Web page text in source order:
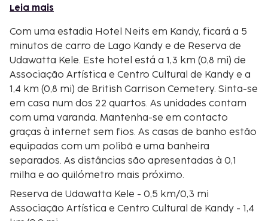
Leia mais
Com uma estadia Hotel Neits em Kandy, ficará a 5
minutos de carro de Lago Kandy e de Reserva de
Udawatta Kele. Este hotel está a 1,3 km (0,8 mi) de
Associação Artística e Centro Cultural de Kandy e a
1,4 km (0,8 mi) de British Garrison Cemetery. Sinta-se
em casa num dos 22 quartos. As unidades contam
com uma varanda. Mantenha-se em contacto
graças à internet sem fios. As casas de banho estão
equipadas com um polibã e uma banheira
separados. As distâncias são apresentadas à 0,1
milha e ao quilómetro mais próximo.
Reserva de Udawatta Kele - 0,5 km/0,3 mi
Associação Artística e Centro Cultural de Kandy - 1,4